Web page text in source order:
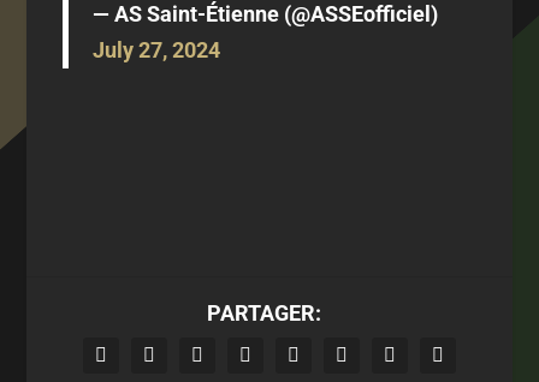
— AS Saint-Étienne (@ASSEofficiel)
July 27, 2024
PARTAGER: